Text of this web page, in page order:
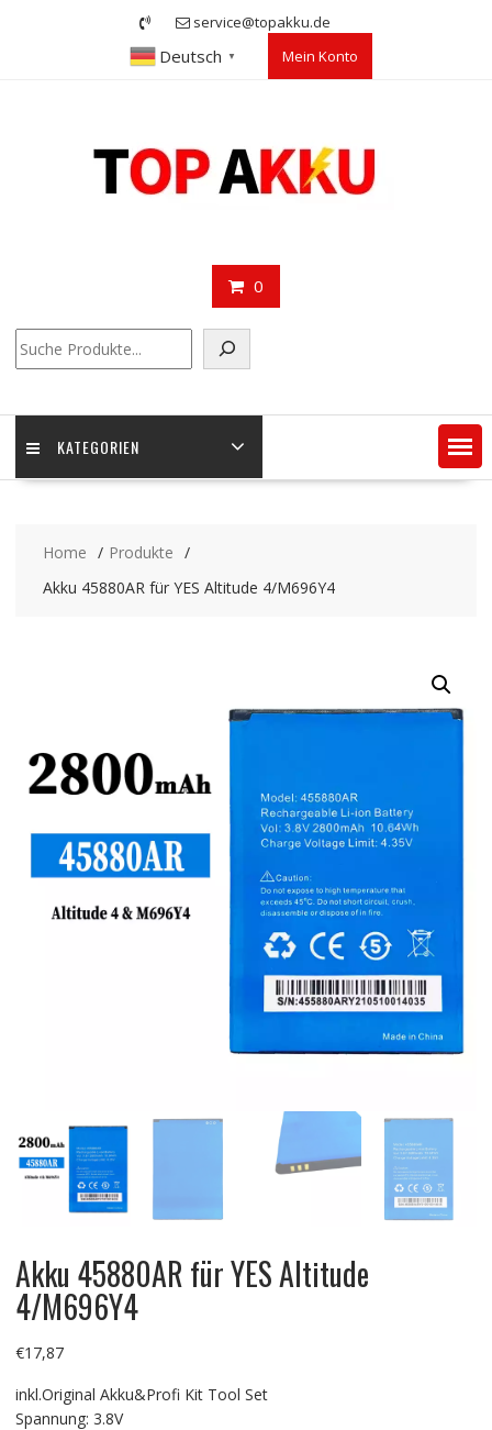
service@topakku.de
Deutsch ▼ Mein Konto
0
KATEGORIEN
Home
Produkte
Akku 45880AR für YES Altitude 4/M696Y4
Akku 45880AR für YES Altitude
4/M696Y4
€17,87
inkl.Original Akku&Profi Kit Tool Set
Spannung: 3.8V